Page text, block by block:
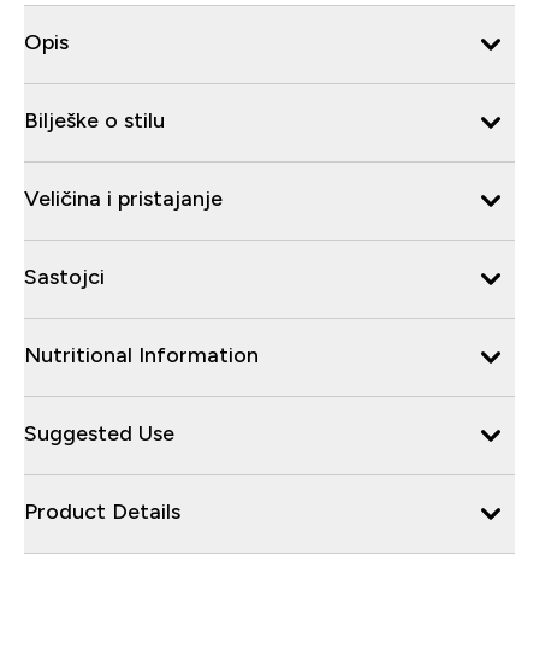
Opis
Bilješke o stilu
Veličina i pristajanje
Sastojci
Nutritional Information
Suggested Use
Product Details